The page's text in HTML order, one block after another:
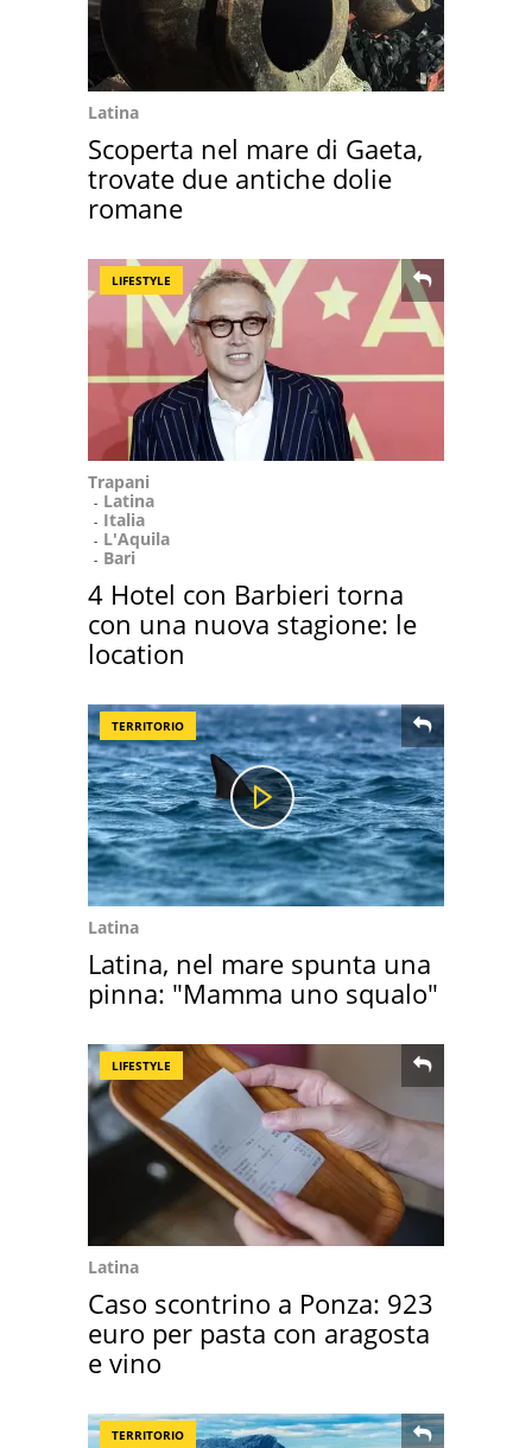
Latina
Scoperta nel mare di Gaeta,
trovate due antiche dolie
romane
LIFESTYLE
Trapani
Latina
Italia
L'Aquila
Bari
4 Hotel con Barbieri torna
con una nuova stagione: le
location
TERRITORIO
Latina
Latina, nel mare spunta una
pinna: "Mamma uno squalo"
LIFESTYLE
Latina
Caso scontrino a Ponza: 923
euro per pasta con aragosta
e vino
TERRITORIO